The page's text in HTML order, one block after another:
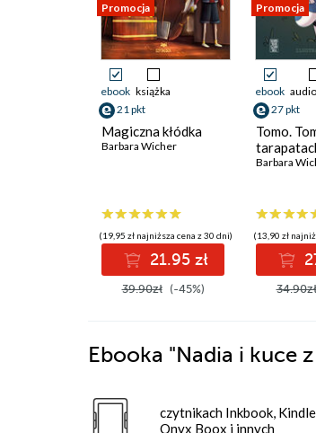
Promocja
ebook książka
21 pkt
Magiczna kłódka
Barbara Wicher
(19,95 zł najniższa cena z 30 dni)
21.95 zł
39.90zł (-45%)
Promocja
ebook
27 pkt
Tomo.
Barbara
(13,90 zł
34.90zł
Ebooka "Nadia i kuce
czytnikach Inkbook,
Onyx Boox i innych